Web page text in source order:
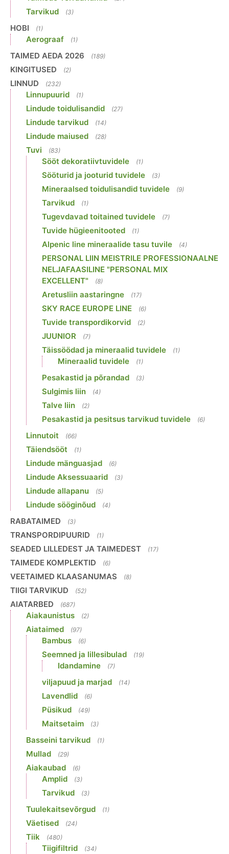
Tarvikud (3)
HOBI (1)
Aerograaf (1)
TAIMED AEDA 2026 (189)
KINGITUSED (2)
LINNUD (232)
Linnupuurid (1)
Lindude toidulisandid (27)
Lindude tarvikud (14)
Lindude maiused (28)
Tuvi (83)
Sööt dekoratiivtuvidele (1)
Sööturid ja jooturid tuvidele (3)
Mineraalsed toidulisandid tuvidele (9)
Tarvikud (1)
Tugevdavad toitained tuvidele (7)
Tuvide hügieenitooted (1)
Alpenic line mineraalide tasu tuvile (4)
PERSONAL LIIN MEISTRILE PROFESSIONAALNE
NELJAFAASILINE "PERSONAL MIX
EXCELLENT"
(8)
Aretusliin aastaringne (17)
SKY RACE EUROPE LINE (6)
Tuvide transpordikorvid (2)
JUUNIOR (7)
Täissöödad ja mineraalid tuvidele (1)
Mineraalid tuvidele (1)
Pesakastid ja põrandad (3)
Sulgimis liin (4)
Talve liin (2)
Pesakastid ja pesitsus tarvikud tuvidele (6)
Linnutoit (66)
Täiendsööt (1)
Lindude mänguasjad (6)
Lindude Aksessuaarid (3)
Lindude allapanu (5)
Lindude sööginõud (4)
RABATAIMED (3)
TRANSPORDIPUURID (1)
SEADED LILLEDEST JA TAIMEDEST (17)
TAIMEDE KOMPLEKTID (6)
VEETAIMED KLAASANUMAS (8)
TIIGI TARVIKUD (52)
AIATARBED (687)
Aiakaunistus (2)
Aiataimed (97)
Bambus (6)
Seemned ja lillesibulad (19)
Idandamine (7)
viljapuud ja marjad (14)
Lavendlid (6)
Püsikud (49)
Maitsetaim (3)
Basseini tarvikud (1)
Mullad (29)
Aiakaubad (6)
Amplid (3)
Tarvikud (3)
Tuulekaitsevõrgud (1)
Väetised (24)
Tiik (480)
Tiigifiltrid (34)